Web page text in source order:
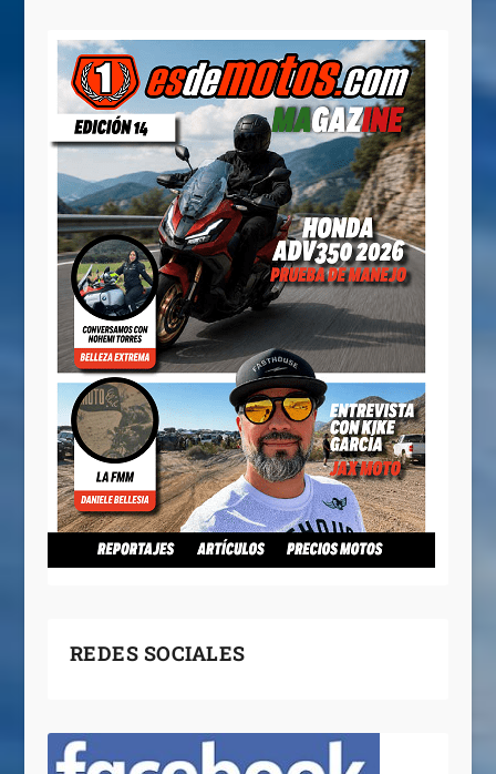
REDES SOCIALES